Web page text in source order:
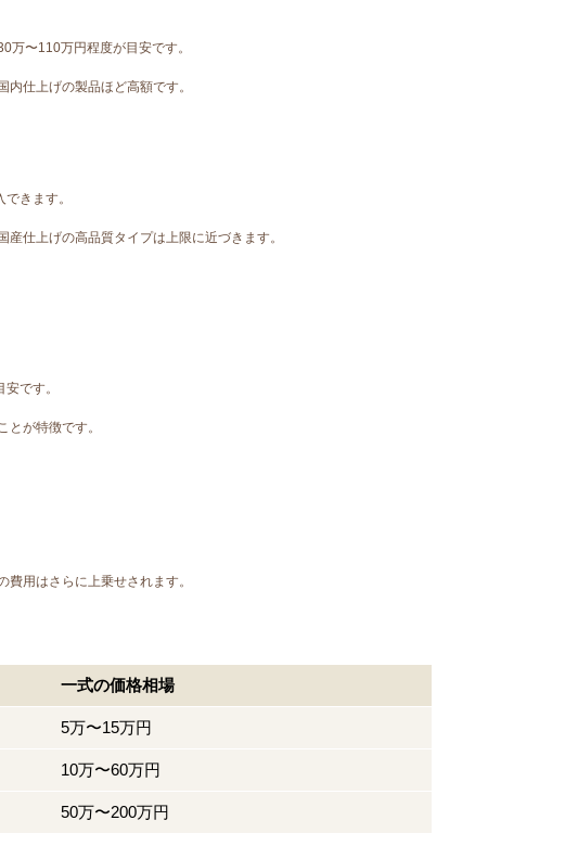
万〜110万円程度が目安です。
仕上げの製品ほど高額です。
きます。
仕上げの高品質タイプは上限に近づきます。
です。
が特徴です。
用はさらに上乗せされます。
一式の価格相場
5万〜15万円
10万〜60万円
50万〜200万円